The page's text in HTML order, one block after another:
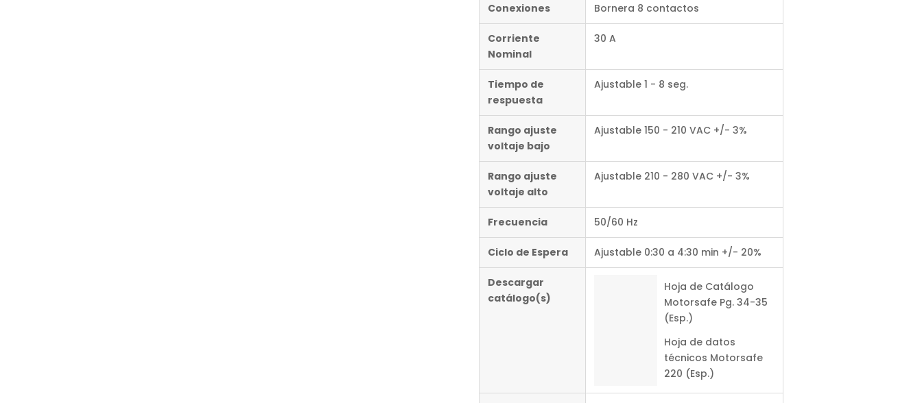
Conexiones Bornera 8 contactos
Corriente
Nominal
30 A
Tiempo de
respuesta
Ajustable 1 - 8 seg.
Rango ajuste
voltaje bajo
Ajustable 150 - 210 VAC +/- 3%
Rango ajuste
voltaje alto
Ajustable 210 - 280 VAC +/- 3%
Frecuencia 50/60 Hz
Ciclo de Espera Ajustable 0:30 a 4:30 min +/- 20%
Descargar
catálogo(s)
Hoja de Catálogo
Motorsafe Pg. 34-35
(Esp.)
Hoja de datos
técnicos Motorsafe
220 (Esp.)